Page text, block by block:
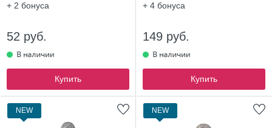
+ 2 бонуса
52 руб.
Купить
+ 4 бонуса
149 руб.
Купить
NEW NEW